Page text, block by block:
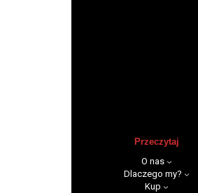
Przeczytaj
O nas
Dlaczego my?
Kup